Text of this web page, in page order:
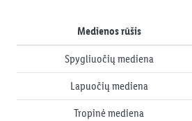
Medienos rūšis
Spygliuočių mediena
Lapuočių mediena
Tropinė mediena